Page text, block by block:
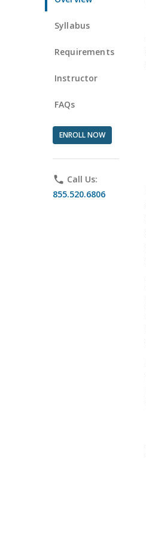
Syllabus
Requirements
Instructor
FAQs
ENROLL NOW
phone Call Us:
855.520.6806